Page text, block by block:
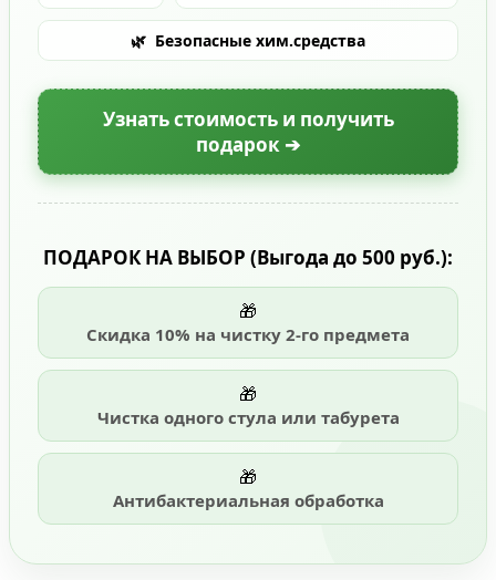
🌿 Безопасные хим.средства
Узнать стоимость и получить
подарок ➔
ПОДАРОК НА ВЫБОР (Выгода до 500 руб.):
🎁
Скидка 10% на чистку 2-го предмета
🎁
Чистка одного стула или табурета
🎁
Антибактериальная обработка